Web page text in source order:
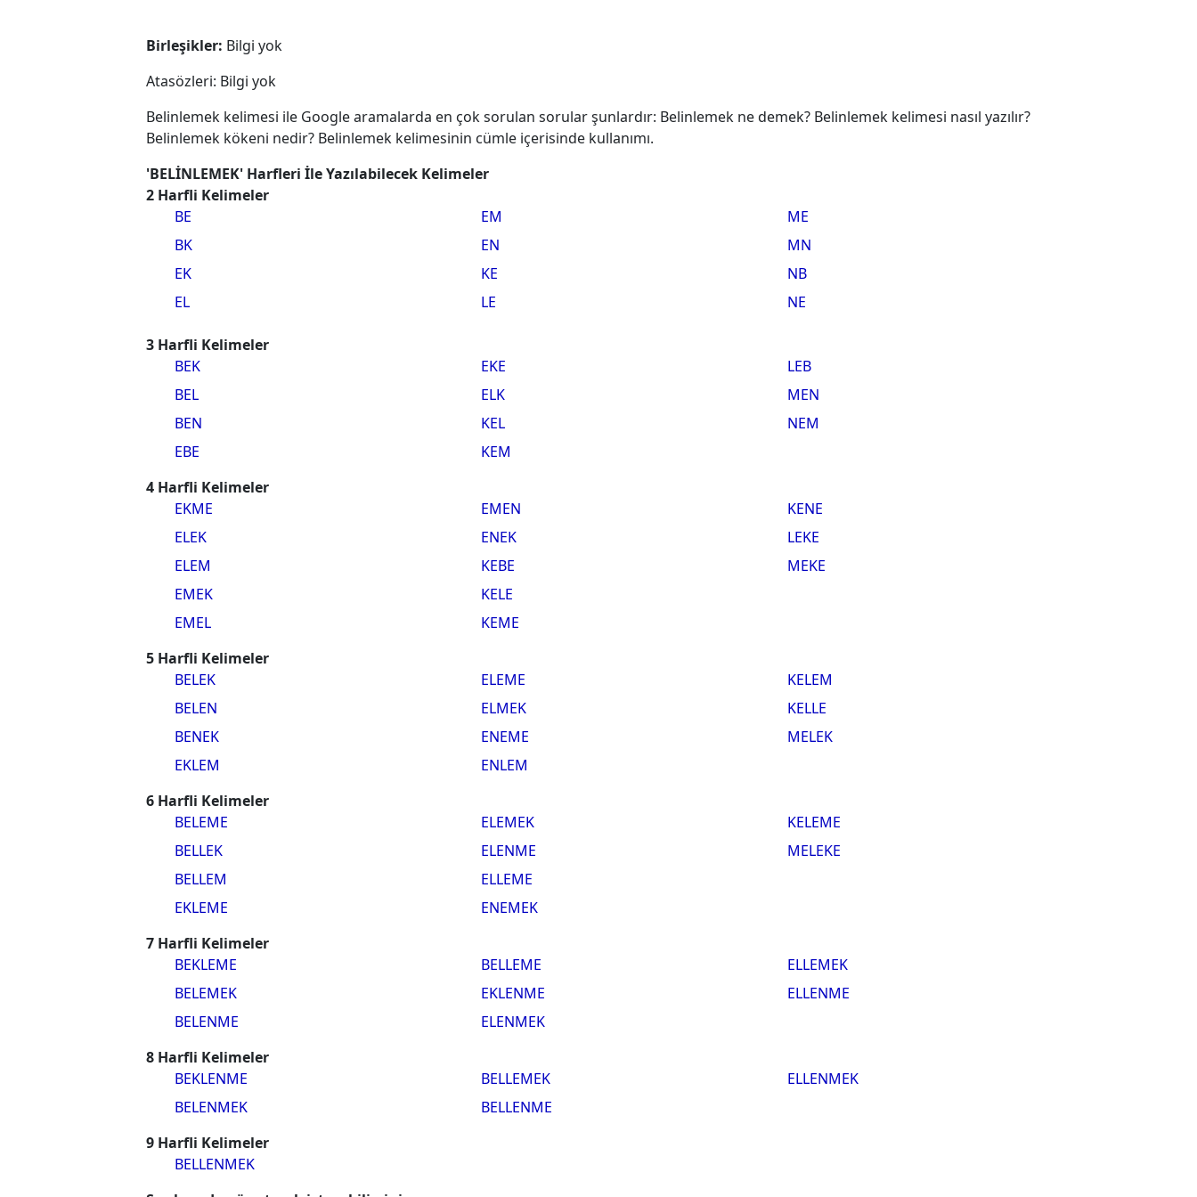
Birleşikler: Bilgi yok
Atasözleri: Bilgi yok
Belinlemek kelimesi ile Google aramalarda en çok sorulan sorular şunlardır: Belinlemek ne demek? Belinlemek kelimesi nasıl yazılır?
Belinlemek kökeni nedir? Belinlemek kelimesinin cümle içerisinde kullanımı.
'BELİNLEMEK' Harfleri İle Yazılabilecek Kelimeler
2 Harfli Kelimeler
BE
BK
EK
EL
EM
EN
KE
LE
ME
MN
NB
NE
3 Harfli Kelimeler
BEK
BEL
BEN
EBE
EKE
ELK
KEL
KEM
LEB
MEN
NEM
4 Harfli Kelimeler
EKME
ELEK
ELEM
EMEK
EMEL
EMEN
ENEK
KEBE
KELE
KEME
KENE
LEKE
MEKE
5 Harfli Kelimeler
BELEK
BELEN
BENEK
EKLEM
ELEME
ELMEK
ENEME
ENLEM
KELEM
KELLE
MELEK
6 Harfli Kelimeler
BELEME
BELLEK
BELLEM
EKLEME
ELEMEK
ELENME
ELLEME
ENEMEK
KELEME
MELEKE
7 Harfli Kelimeler
BEKLEME
BELEMEK
BELENME
BELLEME
EKLENME
ELENMEK
ELLEMEK
ELLENME
8 Harfli Kelimeler
BEKLENME
BELENMEK
BELLEMEK
BELLENME
ELLENMEK
9 Harfli Kelimeler
BELLENMEK